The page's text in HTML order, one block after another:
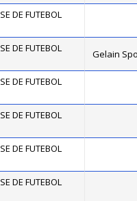
DE FUTEBOL
DE FUTEBOL
Gelain
DE FUTEBOL
DE FUTEBOL
DE FUTEBOL
DE FUTEBOL